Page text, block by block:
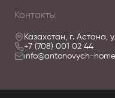
с эксклюзивными
декором.
Подводим итог:
Контакты
Казахстан, г. Астана,
+7 (708) 001 02 44
info@antonovych-